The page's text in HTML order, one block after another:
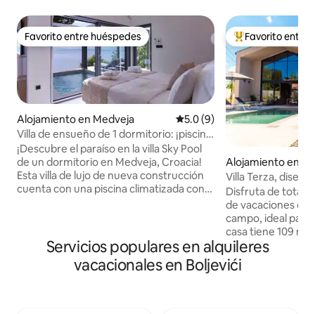
Favorito entre huéspedes
Favorito entre huéspedes
Alojamiento en Medveja Calificación promedio: 5.0
5.0 (9)
Villa de ensueño de 1 dormitorio: ¡piscina
climatizada, jacuzzi y sauna!
¡Descubre el paraíso en la villa Sky Pool
de un dormitorio en Medveja, Croacia!
Esta villa de lujo de nueva construcción
cuenta con una piscina climatizada con
terraza. En el interior, disfruta de una
cocina totalmente amueblada, una
acogedora sala de estar con un televisor
Favorito entre
Favorito entre
Alojamiento en
Villa Terza,
Disfruta de total
de vacaciones de
campo, ideal para
casa tiene 109
m2. La casa
habitaciones con
una cocina
Servicios populares en alquileres
vacacionales en Boljevići